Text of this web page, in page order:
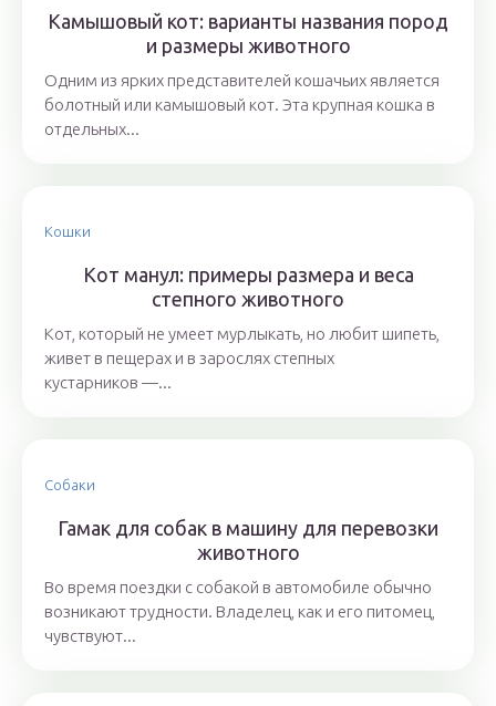
Камышовый кот: варианты названия пород
и размеры животного
Одним из ярких представителей кошачьих является
болотный или камышовый кот. Эта крупная кошка в
отдельных...
Кошки
Кот манул: примеры размера и веса
степного животного
Кот, который не умеет мурлыкать, но любит шипеть,
живет в пещерах и в зарослях степных
кустарников —...
Собаки
Гамак для собак в машину для перевозки
животного
Во время поездки с собакой в автомобиле обычно
возникают трудности. Владелец, как и его питомец,
чувствуют...